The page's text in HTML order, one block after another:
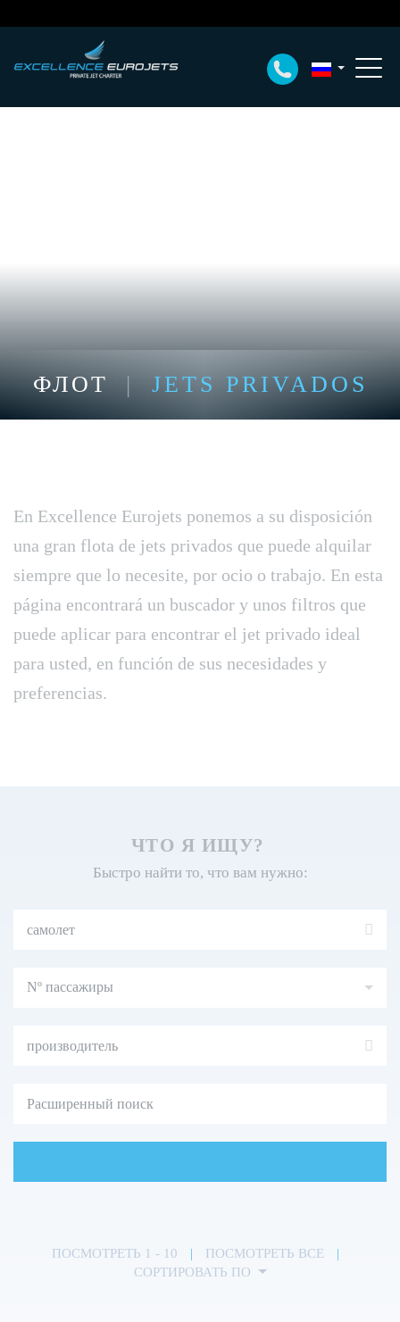
ФЛОТ | JETS PRIVADOS
En Excellence Eurojets ponemos a su disposición
una gran flota de jets privados que puede alquilar
siempre que lo necesite, por ocio o trabajo. En esta
página encontrará un buscador y unos filtros que
puede aplicar para encontrar el jet privado ideal
para usted, en función de sus necesidades y
preferencias.
ЧТО Я ИЩУ?
Быстро найти то, что вам нужно:
Nº пассажиры
ПОСМОТРЕТЬ 1 - 10 | ПОСМОТРЕТЬ ВСЕ
|
СОРТИРОВАТЬ ПО